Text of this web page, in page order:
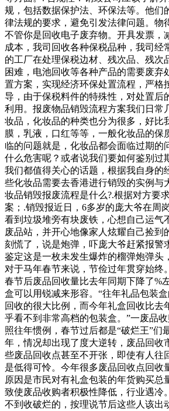
规，包括数据保护法、环保法等。他们
律法规的要求，避免引发法律问题。物
不管你是回收电子废弃物。开具发票，
成本，我司回收各种保税品种，我司经
的工厂在处理保税边材、残次品、残次
困难，电池回收等各种产品的需要废弃
置方案，实现经济环保处置流程，严格
导，由于保税料件的特殊性，对处置后
利用。报废物品销毁流程方案我们日常
妆品，化妆品的种类也分为很多，好比
膜，乳液，口红等等，一般化妆品的保
临的问题就是，化妆品都会面临过期的
什么危害呢？或者说我们要如何鉴别过
我们都值得关心的话题，根据我自身的
些化妆品需要去香港进行销毁的实例与
妆品销毁报废流程是什么?.根据对方要
案；.销毁报近日，6多岁的庞大爷在周
看到垃圾堆旁有块废铁，心想自己运气
废品站，并开心地像家人炫耀自己捡到
刻慌了，说是炮弹，吓庞大爷赶紧报警
鉴定这是一枚未发生爆炸的榴弹炮弹头
对于马年春节来说，节俭过年贯穿始终
春节后废品回收量比去年同期下降了%
盒可以用锐减来形容。“往年礼品包装
回收的很大比例，而今年礼盒回收比去
乎看不到非常高档的包装盒。”一废
照往年惯例，春节过后都是“破烂王”们
年，情况却出现了度大逆转，废品回收
些废品回收点甚至不开张，即使有人往
是低得可怜。今年很多废品回收点回收
原因是市民对有礼盒包装的年货购买总
致使废品收购者积极性降低，行业遇
不到收破烂的，按理说节后这些人该出